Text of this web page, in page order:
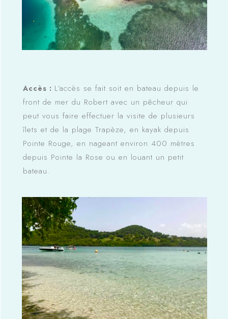
Accès : L’accès se fait soit en bateau depuis le
front de mer du Robert avec un pêcheur qui
peut vous faire effectuer la visite de plusieurs
îlets et de la plage Trapèze, en kayak depuis
Pointe Rouge, en nageant environ 400 mètres
depuis Pointe la Rose ou en louant un petit
bateau.